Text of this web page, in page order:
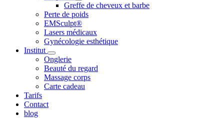
Greffe de cheveux et barbe
Perte de poids
EMSculpt®
Lasers médicaux
Gynécologie esthétique
Institut
Onglerie
Beauté du regard
Massage corps
Carte cadeau
Tarifs
Contact
blog